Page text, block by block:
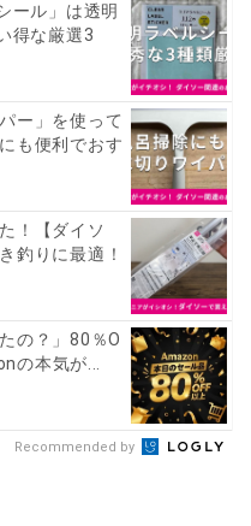
ール」は透明
得な厳選3
ー」を使って
も便利でおす
！【ダイソ
釣りに最適！
の？」80％O
の本気が...
Recommended by